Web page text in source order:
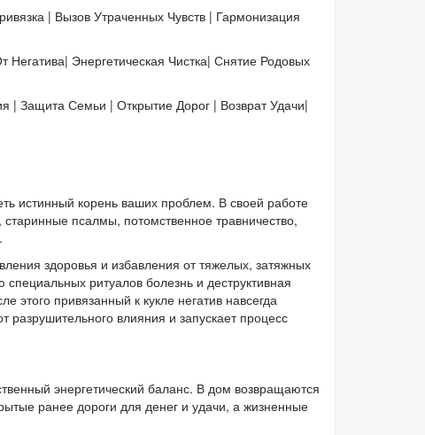
| Вызов Утраченных Чувств | Гармонизация
Энергетическая Чистка| Снятие Родовых
| Защита Семьи | Открытие Дорог | Возврат Удачи|
истинный корень ваших проблем. В своей работе
псалмы, потомственное травничество,
здоровья и избавления от тяжелых, затяжных
ритуалов болезнь и деструктивная
этого привязанный к кукле негатив навсегда
влияния и запускает процесс
энергетический баланс. В дом возвращаются
ранее дороги для денег и удачи, а жизненные